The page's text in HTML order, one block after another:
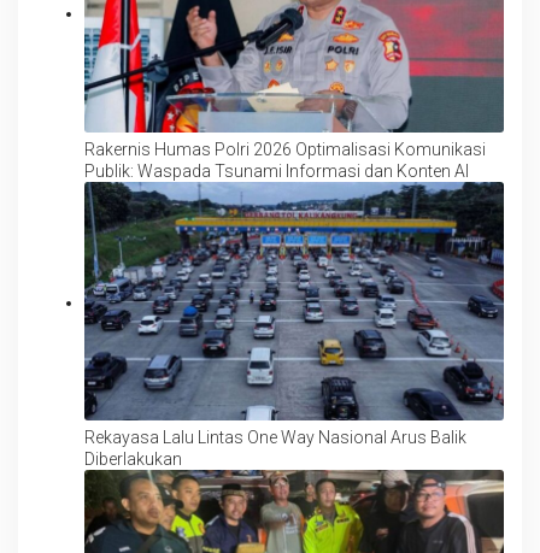
Rakernis Humas Polri 2026 Optimalisasi Komunikasi
Publik: Waspada Tsunami Informasi dan Konten AI
Rekayasa Lalu Lintas One Way Nasional Arus Balik
Diberlakukan